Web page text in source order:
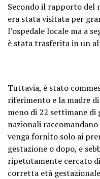
Secondo il rapporto del
era stata visitata per
l’ospedale locale ma a
è stata trasferita in un
Tuttavia, è stato
riferimento e la madre
meno di 22 settimane di
nazionali
venga fornito solo ai
gestazione o dopo, e
ripetutamente cercato
corretta età